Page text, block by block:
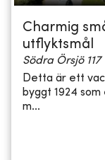
Charmig
utflyktsmål
Södra Örsjö 117
Detta är ett
byggt 1924
m...